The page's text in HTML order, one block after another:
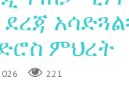
ምህረት
221